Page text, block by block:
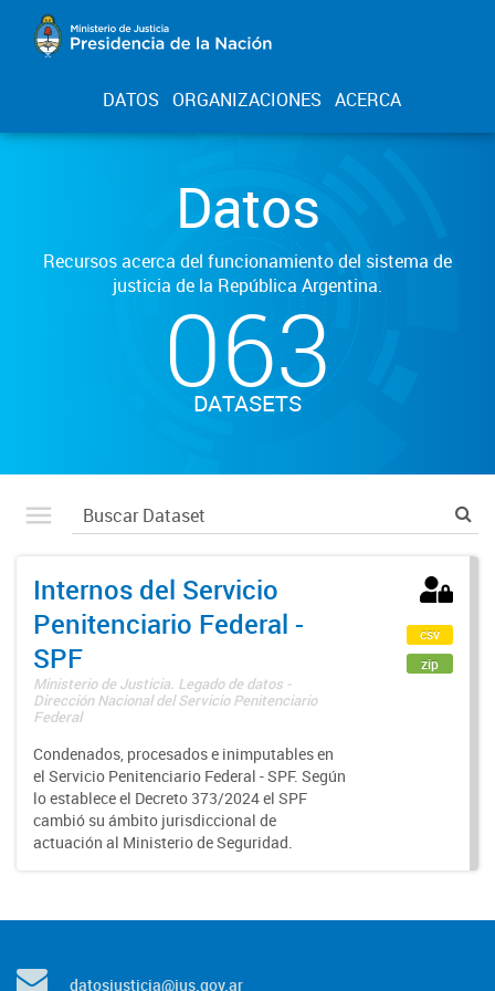
DATOS ORGANIZACIONES ACERCA
Datos
Recursos acerca del funcionamiento del sistema de
justicia de la República Argentina.
063
DATASETS
Internos del Servicio
Penitenciario Federal -
SPF
Ministerio de Justicia. Legado de datos -
Dirección Nacional del Servicio Penitenciario
Federal
Condenados, procesados e inimputables en
el Servicio Penitenciario Federal - SPF. Según
lo establece el Decreto 373/2024 el SPF
cambió su ámbito jurisdiccional de
actuación al Ministerio de Seguridad.
csv
zip
datosjusticia@jus.gov.ar